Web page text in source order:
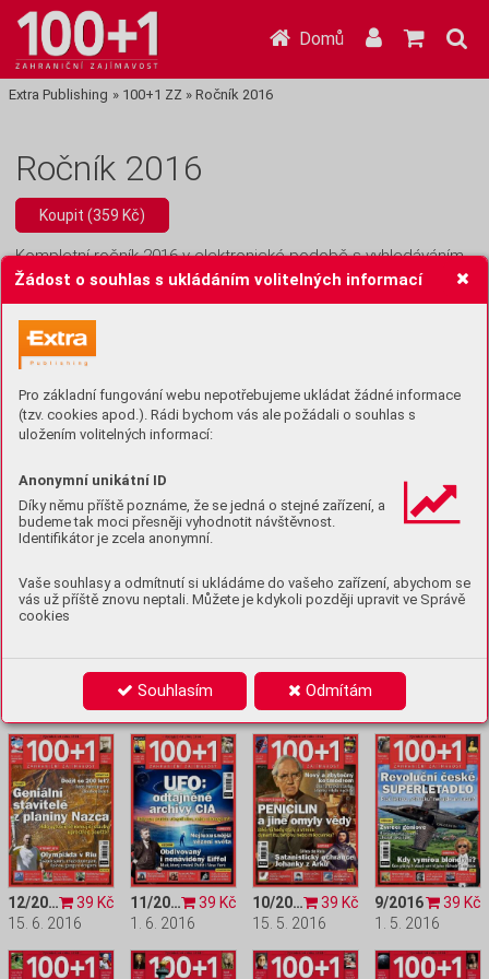
Žádost o souhlas s ukládáním volitelných informací
Pro základní fungování webu nepotřebujeme ukládat žádné informace
(tzv. cookies apod.). Rádi bychom vás ale požádali o souhlas s
uložením volitelných informací:
Anonymní unikátní ID
Díky němu příště poznáme, že se jedná o stejné zařízení, a
budeme tak moci přesněji vyhodnotit návštěvnost.
Identifikátor je zcela anonymní.
Vaše souhlasy a odmítnutí si ukládáme do vašeho zařízení, abychom se
vás už příště znovu neptali. Můžete je kdykoli později upravit ve Správě
cookies
Souhlasím Odmítám
Domů
Extra Publishing » 100+1 ZZ » Ročník 2016
Ročník 2016
Koupit (359 Kč)
Kompletní ročník 2016 v elektronické podobě s vyhledáváním
15. 10. 2016
1. 10. 2016
39 Kč
15/2016
1. 8. 2016
39 Kč
14/2016
15. 7. 2016
1. 7. 2016
39 Kč
12/2016
15. 6. 2016
39 Kč
11/2016
1. 6. 2016
39 Kč
10/2016
15. 5. 2016
39 Kč
9/2016
1. 5. 2016